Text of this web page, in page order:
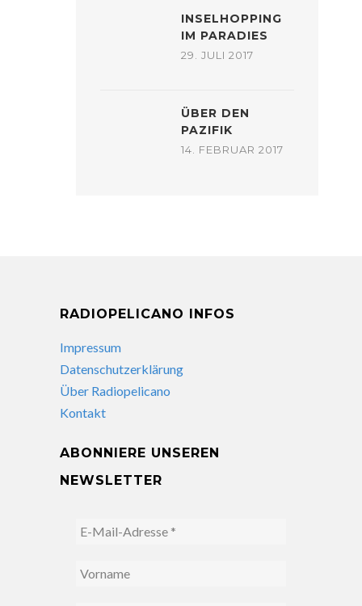
INSELHOPPING
IM PARADIES
29. JULI 2017
ÜBER DEN
PAZIFIK
14. FEBRUAR 2017
RADIOPELICANO INFOS
Impressum
Datenschutzerklärung
Über Radiopelicano
Kontakt
ABONNIERE UNSEREN
NEWSLETTER